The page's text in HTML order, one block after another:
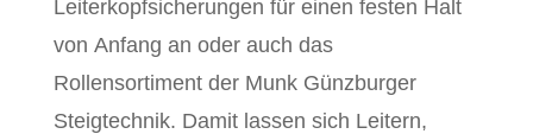
Leiterkopfsicherungen für einen festen Halt
von Anfang an oder auch das
Rollensortiment der Munk Günzburger
Steigtechnik. Damit lassen sich Leitern,